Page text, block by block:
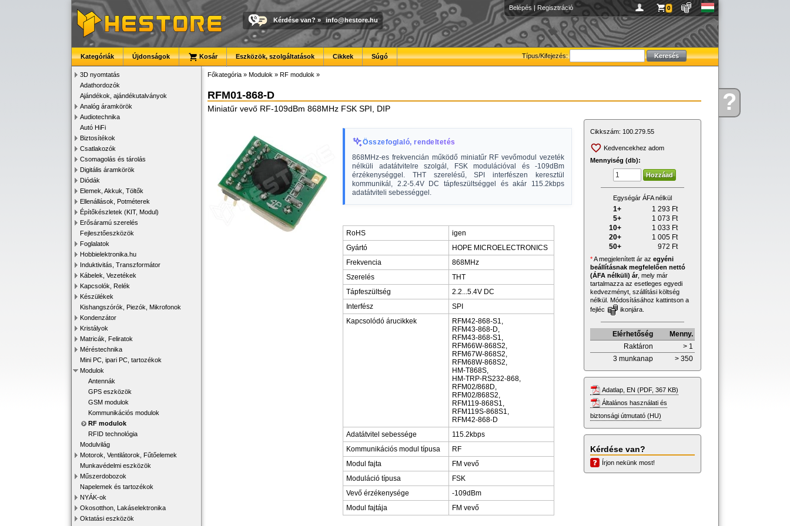
Kérdése?
Belépés | Regisztráció 0
Kérdése van? » info@hestore.hu
Típus/Kifejezés:
Kategóriák Újdonságok Kosár Eszközök, szolgáltatások Cikkek Súgó
3D nyomtatás
Adathordozók
Ajándékok, ajándékutalványok
Analóg áramkörök
Audiotechnika
Autó HiFi
Biztosítékok
Csatlakozók
Csomagolás és tárolás
Digitális áramkörök
Diódák
Elemek, Akkuk, Töltők
Ellenállások, Potméterek
Építőkészletek (KIT, Modul)
Erősáramú szerelés
Fejlesztőeszközök
Foglalatok
Hobbielektronika.hu
Induktivitás, Transzformátor
Kábelek, Vezetékek
Kapcsolók, Relék
Készülékek
Kishangszórók, Piezók, Mikrofonok
Kondenzátor
Kristályok
Matricák, Feliratok
Méréstechnika
Mini PC, ipari PC, tartozékok
Modulok
Antennák
GPS eszközök
GSM modulok
Kommunikációs modulok
RF modulok
RFID technológia
Modulvilág
Motorok, Ventilátorok, Fűtőelemek
Munkavédelmi eszközök
Műszerdobozok
Napelemek és tartozékok
NYÁK-ok
Okosotthon, Lakáselektronika
Oktatási eszközök
Főkategória » Modulok » RF modulok »
RFM01-868-D
Miniatűr vevő RF-109dBm 868MHz FSK SPI, DIP
Összefoglaló, rendeltetés
868MHz-es frekvencián működő miniatűr RF vevőmodul vezeték
nélküli adatátvitelre szolgál, FSK modulációval és -109dBm
érzékenységgel. THT szerelésű, SPI interfészen keresztül
kommunikál, 2.2-5.4V DC tápfeszültséggel és akár 115.2kbps
adatátviteli sebességgel.
RoHS
igen
Gyártó
HOPE MICROELECTRONICS
Frekvencia
868MHz
Szerelés
THT
Tápfeszültség
2.2...5.4V DC
Interfész
SPI
Kapcsolódó árucikkek
RFM42-868-S1,
RFM43-868-D,
RFM43-868-S1,
RFM66W-868S2,
RFM67W-868S2,
RFM68W-868S2,
HM-T868S,
HM-TRP-RS232-868,
RFM02/868D,
RFM02/868S2,
RFM119-868S1,
RFM119S-868S1,
RFM42-868-D
Adatátvitel sebessége
115.2kbps
Kommunikációs modul típusa
RF
Modul fajta
FM vevő
Moduláció típusa
FSK
Vevő érzékenysége
-109dBm
Modul fajtája
FM vevő
Cikkszám: 100.279.55
Kedvencekhez adom
Mennyiség (db):
Egységár ÁFA nélkül
1+ 1 293 Ft
5+
1 073 Ft
10+
1 033 Ft
20+
1 005 Ft
50+
972 Ft
*A megjelenített ár az egyéni
beállításnak megfelelően nettó
(ÁFA nélküli) ár, mely már
tartalmazza az esetleges egyedi
kedvezményt, szállítási költség
nélkül. Módosításához kattintson a
fejléc
ikonjára.
Elérhetőség
Menny.
Raktáron
> 1
3 munkanap
> 350
Adatlap, EN (PDF, 367 KB)
Általános használati és
biztonsági útmutató (HU)
Kérdése van?
Írjon nekünk most!